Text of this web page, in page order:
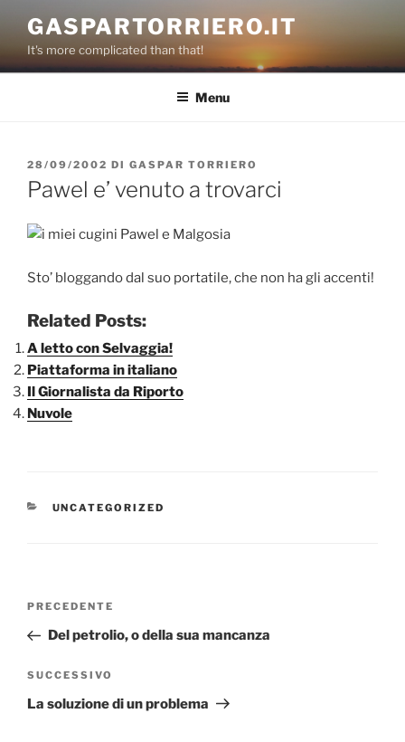
contenuto
GASPARTORRIERO.IT
It's more complicated than that!
Menu
PUBBLICATO
IL
28/09/2002 DI GASPAR TORRIERO
Pawel e’ venuto a trovarci
Sto’ bloggando dal suo portatile, che non ha gli accenti!
Related Posts:
A letto con Selvaggia!
Piattaforma in italiano
Il Giornalista da Riporto
Nuvole
CATEGORIE
UNCATEGORIZED
Navigazione
Articolo
precedente:
PRECEDENTE
Del petrolio, o della sua mancanza
Articolo
successivo
SUCCESSIVO
La soluzione di un problema